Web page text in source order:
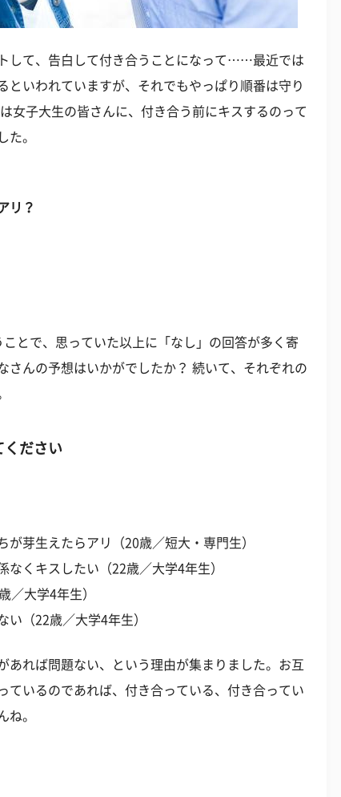
して、告白して付き合うことになって……最近では
といわれていますが、それでもやっぱり順番は守り
女子大生の皆さんに、付き合う前にキスするのって
た。
リ？
ことで、思っていた以上に「なし」の回答が多く寄
さんの予想はいかがでしたか？ 続いて、それぞれの
ください
が芽生えたらアリ（20歳／短大・専門生）
なくキスしたい（22歳／大学4年生）
／大学4年生）
い（22歳／大学4年生）
あれば問題ない、という理由が集まりました。お互
ているのであれば、付き合っている、付き合ってい
ね。